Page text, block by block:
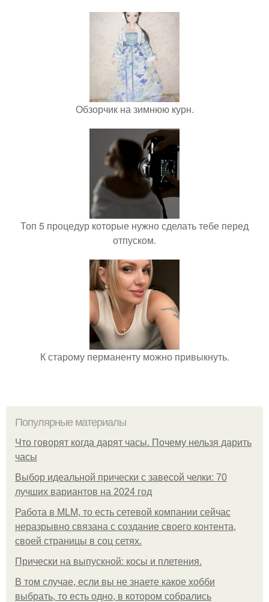
Обзорчик на зимнюю курн.
Топ 5 процедур которые нужно сделать тебе перед
отпуском.
К старому перманенту можно привыкнуть.
Популярные материалы
Что говорят когда дарят часы. Почему нельзя дарить
часы
Выбор идеальной прически с завесой челки: 70
лучших вариантов на 2024 год
Работа в MLM, то есть сетевой компании сейчас
неразрывно связана с создание своего контента,
своей страницы в соц сетях.
Прически на выпускной: косы и плетения.
В том случае, если вы не знаете какое хобби
выбрать, то есть одно, в котором собрались